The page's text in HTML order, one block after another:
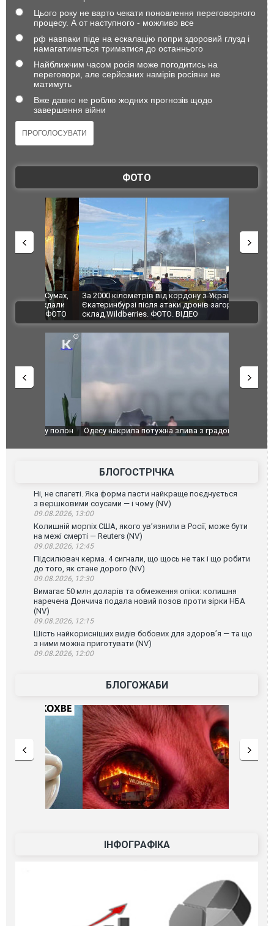
Цього року не варто чекати поновлення переговорного
процесу. А от наступного - можливо все
рф навпаки піде на ескалацію попри здоровий глузд і
намагатиметься триматися до останнього
Найближчим часом росія може погодитись на
переговори, але серйозних намірів росіяни не
матимуть
Вже давно не роблю жодних прогнозів щодо
завершення війни
ФОТО
За 2000 кілометрів від кордону з Україною: в
Єкатеринбурзі після атаки дронів загорівся
склад Wildberries. ФОТО. ВІДЕО
"Мої
ВІДЕО
Одесу накрила потужна злива з градом та
Вже
БЛОГОСТРІЧКА
Ні, не спагеті. Яка форма пасти найкраще поєднується
з вершковими соусами — і чому (NV)
09.08.2026, 13:00
Колишній морпіх США, якого ув’язнили в Росії, може бути
на межі смерті — Reuters (NV)
09.08.2026, 12:45
Підсилювач керма. 4 сигнали, що щось не так і що робити
до того, як стане дорого (NV)
09.08.2026, 12:30
Вимагає 50 млн доларів та обмеження опіки: колишня
наречена Дончича подала новий позов проти зірки НБА
(NV)
09.08.2026, 12:15
Шість найкорисніших видів бобових для здоров’я — та що
з ними можна приготувати (NV)
09.08.2026, 12:00
БЛОГОЖАБИ
ІНФОГРАФІКА